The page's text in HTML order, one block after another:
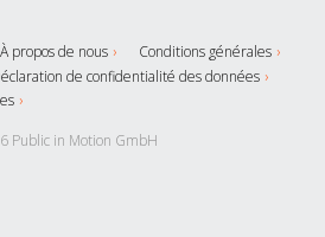
À propos de nous
Conditions générales
de confidentialité des données
Public in Motion GmbH